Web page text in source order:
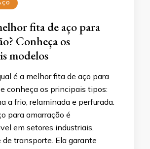
fita de aço para
Conheça os
modelos
é a melhor fita de aço para
conheça os principais tipos:
a frio, relaminada e perfurada.
para amarração é
em setores industriais,
de transporte. Ela garante